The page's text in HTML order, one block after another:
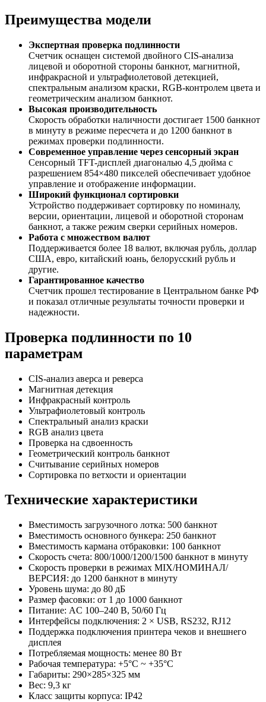
Преимущества модели
Экспертная проверка подлинности
Счетчик оснащен системой двойного CIS-анализа
лицевой и оборотной стороны банкнот, магнитной,
инфракрасной и ультрафиолетовой детекцией,
спектральным анализом краски, RGB-контролем цвета и
геометрическим анализом банкнот.
Высокая производительность
Скорость обработки наличности достигает 1500 банкнот
в минуту в режиме пересчета и до 1200 банкнот в
режимах проверки подлинности.
Современное управление через сенсорный экран
Сенсорный TFT-дисплей диагональю 4,5 дюйма с
разрешением 854×480 пикселей обеспечивает удобное
управление и отображение информации.
Широкий функционал сортировки
Устройство поддерживает сортировку по номиналу,
версии, ориентации, лицевой и оборотной сторонам
банкнот, а также режим сверки серийных номеров.
Работа с множеством валют
Поддерживается более 18 валют, включая рубль, доллар
США, евро, китайский юань, белорусский рубль и
другие.
Гарантированное качество
Счетчик прошел тестирование в Центральном банке РФ
и показал отличные результаты точности проверки и
надежности.
Проверка подлинности по 10
параметрам
CIS-анализ аверса и реверса
Магнитная детекция
Инфракрасный контроль
Ультрафиолетовый контроль
Спектральный анализ краски
RGB анализ цвета
Проверка на сдвоенность
Геометрический контроль банкнот
Считывание серийных номеров
Сортировка по ветхости и ориентации
Технические характеристики
Вместимость загрузочного лотка: 500 банкнот
Вместимость основного бункера: 250 банкнот
Вместимость кармана отбраковки: 100 банкнот
Скорость счета: 800/1000/1200/1500 банкнот в минуту
Скорость проверки в режимах MIX/НОМИНАЛ/
ВЕРСИЯ: до 1200 банкнот в минуту
Уровень шума: до 80 дБ
Размер фасовки: от 1 до 1000 банкнот
Питание: AC 100–240 В, 50/60 Гц
Интерфейсы подключения: 2 × USB, RS232, RJ12
Поддержка подключения принтера чеков и внешнего
дисплея
Потребляемая мощность: менее 80 Вт
Рабочая температура: +5°С ~ +35°С
Габариты: 290×285×325 мм
Вес: 9,3 кг
Класс защиты корпуса: IP42